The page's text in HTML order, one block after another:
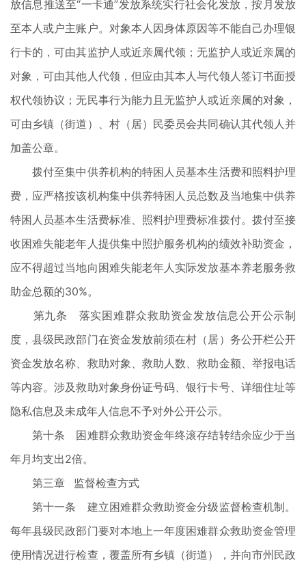
放信息推送至“一卡通”发放系统实行社会化发放，按月发放
至本人或户主账户。对象本人因身体原因等不能自己办理银
行卡的，可由其监护人或近亲属代领；无监护人或近亲属的
对象，可由其他人代领，但应由其本人与代领人签订书面授
权代领协议；无民事行为能力且无监护人或近亲属的对象，
可由乡镇（街道）、村（居）民委员会共同确认其代领人并
加盖公章。
拨付至集中供养机构的特困人员基本生活费和照料护理
费，应严格按该机构集中供养特困人员总数及当地集中供养
特困人员基本生活费标准、照料护理费标准拨付。拨付至接
收困难失能老年人提供集中照护服务机构的绩效补助资金，
应不得超过当地向困难失能老年人实际发放基本养老服务救
助金总额的30%。
第九条 落实困难群众救助资金发放信息公开公示制
度，县级民政部门在资金发放前须在村（居）务公开栏公开
资金发放名称、救助对象、救助人数、救助金额、举报电话
等内容。涉及救助对象身份证号码、银行卡号、详细住址等
隐私信息及未成年人信息不予对外公开公示。
第十条 困难群众救助资金年终滚存结转结余应少于当
年月均支出2倍。
第三章 监督检查方式
第十一条 建立困难群众救助资金分级监督检查机制。
每年县级民政部门要对本地上一年度困难群众救助资金管理
使用情况进行检查，覆盖所有乡镇（街道），并向市州民政